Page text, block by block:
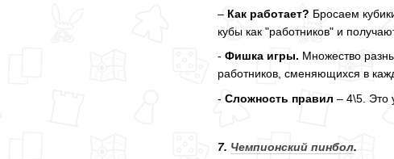
– Как работает? Бросаем
кубы как "работников" и
- Фишка игры. Множество
работников, сменяющихся в
- Сложность правил – 4\5. Это
7. Чемпионский пинбол.